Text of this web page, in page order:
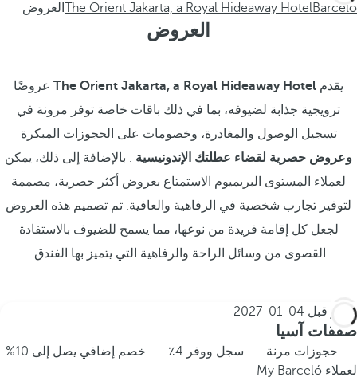
Barceló
The Orient Jakarta, a Royal Hideaway Hotel العروض
العروض
يقدم The Orient Jakarta, a Royal Hideaway Hotel عروضًا
ترويجية جذابة لضيوفه، بما في ذلك باقات خاصة توفر مرونة في
تسجيل الوصول والمغادرة، وخصومات على الحجوزات المبكرة
وعروض حصرية لقضاء عطلتك الإندونيسية . بالإضافة إلى ذلك، يمكن
لعملاء المستوى البريميوم الاستمتاع بعروض أكثر حصرية، مصممة
لتوفير تجارب شخصية في الرفاهية والعافية. تم تصميم هذه العروض
لجعل كل إقامة فريدة من نوعها، مما يسمح للضيوف بالاستفادة
القصوى من وسائل الراحة والرفاهية التي يتميز بها الفندق.
احجز قبل 04-01-2027
صفقات آسيا
حجوزات مرنة سجل ووفر 4٪
خصم إضافي يصل إلى 10%
لعملاء My Barceló